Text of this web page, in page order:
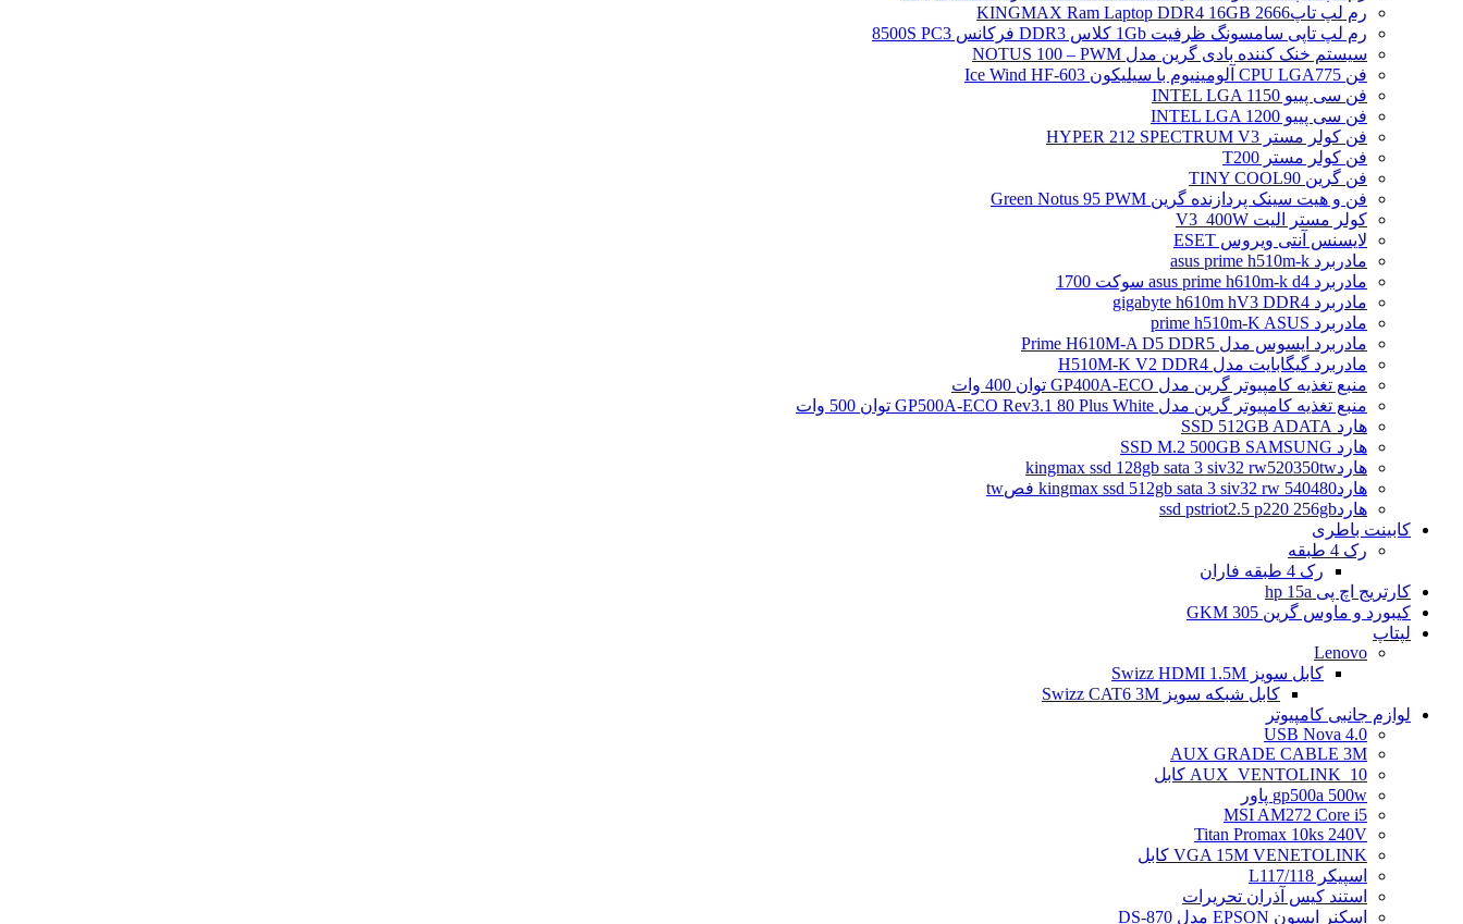
رم لپ تاپ2666 KINGMAX Ram Laptop DDR4 16GB
رم لپ تاپی سامسونگ ظرفیت 1Gb کلاس DDR3 فرکانس 8500S PC3
سیستم خنک کننده بادی گرین مدل NOTUS 100 – PWM
فن CPU LGA775 آلومینیوم با سیلیکون Ice Wind HF-603
فن سی پییو INTEL LGA 1150
فن سی پییو INTEL LGA 1200
فن کولر مستر HYPER 212 SPECTRUM V3
فن کولر مستر T200
فن گرین TINY COOL90
فن و هیت سینک پردازنده گرین Green Notus 95 PWM
کولر مستر الیت V3_400W
لایسنس آنتی ویروس ESET
مادربرد asus prime h510m-k
مادربرد asus prime h610m-k d4 سوکت 1700
مادربرد gigabyte h610m hV3 DDR4
مادربرد prime h510m-K ASUS
مادربرد ایسوس مدل Prime H610M-A D5 DDR5
مادربرد گیگابایت مدل H510M-K V2 DDR4
منبع تغذیه کامپیوتر گرین مدل GP400A-ECO توان 400 وات
منبع تغذیه کامپیوتر گرین مدل GP500A-ECO Rev3.1 80 Plus White توان 500 وات
هارد SSD 512GB ADATA
هارد SSD M.2 500GB SAMSUNG
هاردkingmax ssd 128gb sata 3 siv32 rw520350tw
هاردkingmax ssd 512gb sata 3 siv32 rw 540480 فصtw
هاردssd pstriot2.5 p220 256gb
کابینت باطری
رک 4 طبقه
رک 4 طبقه فاران
کارتریج اچ پی hp 15a
کیبورد و ماوس گرین GKM 305
لپتاپ
Lenovo
کابل سویز Swizz HDMI 1.5M
کابل شبکه سویز Swizz CAT6 3M
لوازم جانبی کامپیوتر
4.0 USB Nova
AUX GRADE CABLE 3M
AUX_VENTOLINK_10 کابل
gp500a 500w پاور
MSI AM272 Core i5
Titan Promax 10ks 240V
VGA 15M VENETOLINK کابل
اسپیکر L117/118
استند کیس آذران تحریرات
اسکنر اپسون EPSON مدل DS-870